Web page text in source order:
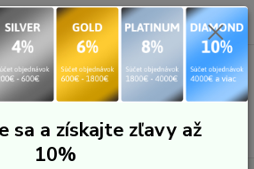
Menu
EUR
Hľadať
za0,00 €
sa a získajte zľavy až
10%